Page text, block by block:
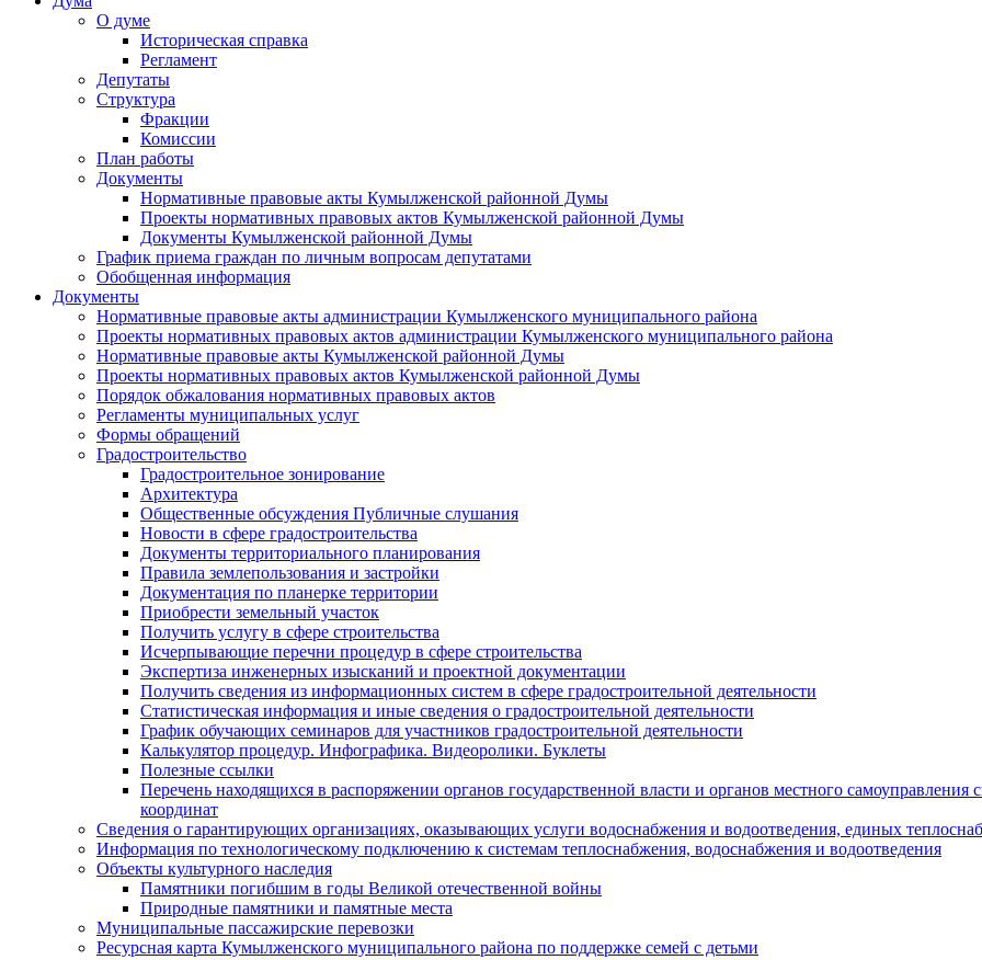
О думе
Историческая справка
Регламент
Депутаты
Структура
Фракции
Комиссии
План работы
Документы
Нормативные правовые акты Кумылженской районной Думы
Проекты нормативных правовых актов Кумылженской районной Думы
Документы Кумылженской районной Думы
График приема граждан по личным вопросам депутатами
Обобщенная информация
Документы
Нормативные правовые акты администрации Кумылженского муниципального района
Проекты нормативных правовых актов администрации Кумылженского муниципального района
Нормативные правовые акты Кумылженской районной Думы
Проекты нормативных правовых актов Кумылженской районной Думы
Порядок обжалования нормативных правовых актов
Регламенты муниципальных услуг
Формы обращений
Градостроительство
Градостроительное зонирование
Архитектура
Общественные обсуждения Публичные слушания
Новости в сфере градостроительства
Документы территориального планирования
Правила землепользования и застройки
Документация по планерке территории
Приобрести земельный участок
Получить услугу в сфере строительства
Исчерпывающие перечни процедур в сфере строительства
Экспертиза инженерных изысканий и проектной документации
Получить сведения из информационных систем в сфере градостроительной деятельности
Статистическая информация и иные сведения о градостроительной деятельности
График обучающих семинаров для участников градостроительной деятельности
Калькулятор процедур. Инфографика. Видеоролики. Буклеты
Полезные ссылки
Перечень находящихся в распоряжении органов государственной власти и органов местного
координат
Сведения о гарантирующих организациях, оказывающих услуги водоснабжения и водоотведения, единых
Информация по технологическому подключению к системам теплоснабжения, водоснабжения и водоотведения
Объекты культурного наследия
Памятники погибшим в годы Великой отечественной войны
Природные памятники и памятные места
Муниципальные пассажирские перевозки
Ресурсная карта Кумылженского муниципального района по поддержке семей с детьми